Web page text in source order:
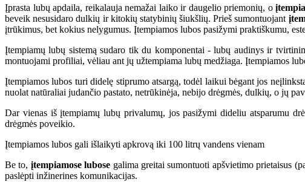
Įprasta lubų apdaila, reikalauja nemažai laiko ir daugelio priemonių, o
beveik nesusidaro dulkių ir kitokių statybinių šiukšlių. Prieš sumontuojant
įtrūkimus, bet kokius nelygumus. Įtempiamos lubos pasižymi praktiškumu,
Įtempiamų lubų sistemą sudaro tik du komponentai - lubų audinys ir
montuojami profiliai, vėliau ant jų užtempiama lubų medžiaga. Įtempiamos
Įtempiamos lubos turi didelę stiprumo atsargą, todėl laikui bėgant jos
nuolat natūraliai judančio pastato, netrūkinėja, nebijo drėgmės, dulkių, o jų
Dar vienas iš įtempiamų lubų privalumų, jos pasižymi dideliu atsparumu
drėgmės poveikio.
Įtempiamos lubos gali išlaikyti apkrovą iki 100 litrų vandens vienam
Be to, įtempiamose lubose galima greitai sumontuoti apšvietimo prietaisus
paslėpti inžinerines komunikacijas.